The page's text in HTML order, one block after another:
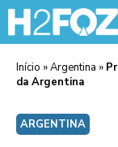
Início »Argentina »
da Argentina
ARGENTINA